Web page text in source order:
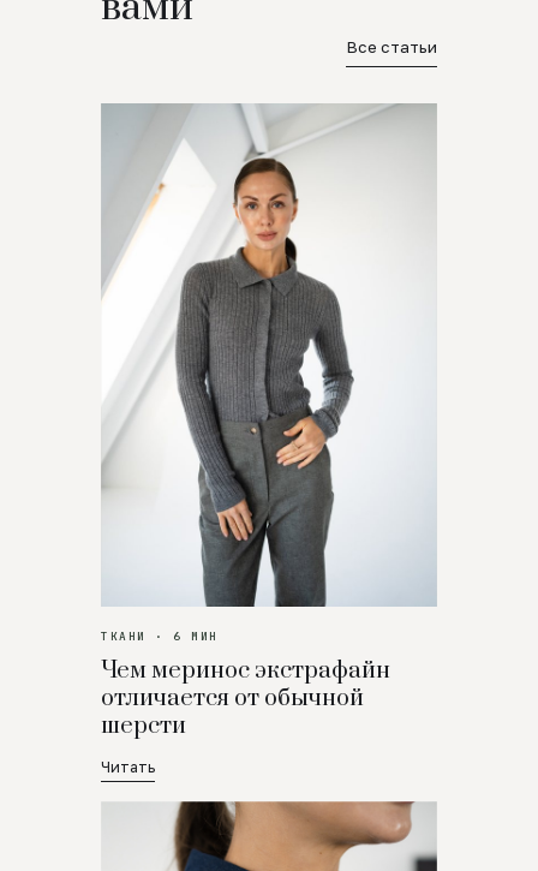
Все статьи
ТКАНИ · 6 МИН
Чем меринос экстрафайн
отличается от обычной
шерсти
Читать